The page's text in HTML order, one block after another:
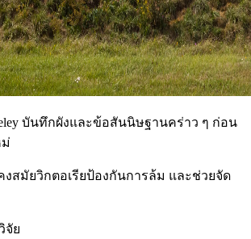
บันทึกผังและข้อสันนิษฐานคร่าว ๆ ก่อน
สมัยวิกตอเรียป้องกันการล้ม และช่วยจัด
จัย